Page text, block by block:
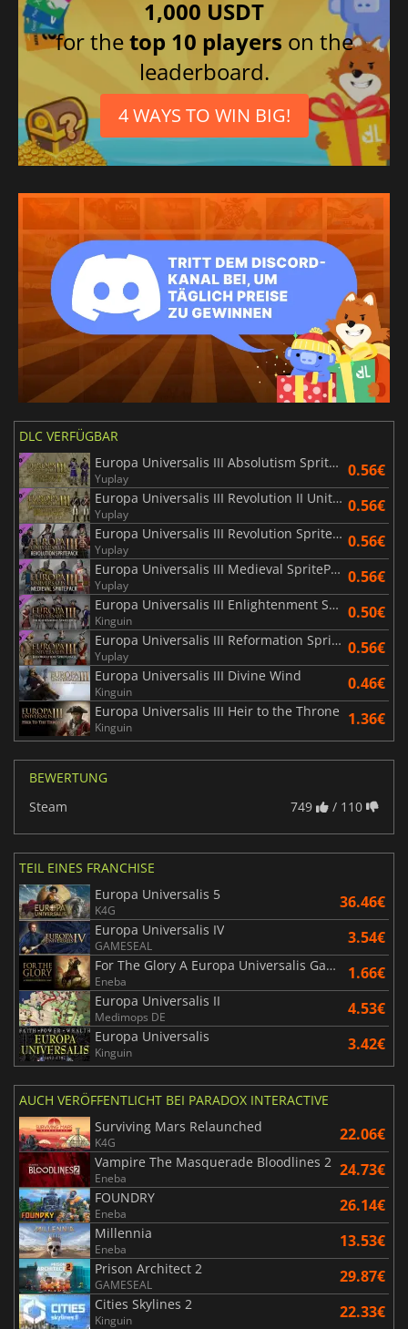
1,000 USDT
for thetop 10 players on the
leaderboard.
4 WAYS TO WIN BIG!
DLC VERFÜGBAR
Europa Universalis III Absolutism SpritePack
Yuplay 0.56€
Europa Universalis III Revolution II Unit Pack
Yuplay 0.56€
Europa Universalis III Revolution SpritePack
Yuplay 0.56€
Europa Universalis III Medieval SpritePack
Yuplay 0.56€
Europa Universalis III Enlightenment SpritePack
Kinguin 0.50€
Europa Universalis III Reformation SpritePack
Yuplay 0.56€
Europa Universalis III Divine Wind
Kinguin 0.46€
Europa Universalis III Heir to the Throne
Kinguin 1.36€
BEWERTUNG
Steam
749 / 110
TEIL EINES FRANCHISE
Europa Universalis 5
K4G 36.46€
Europa Universalis IV
GAMESEAL 3.54€
For The Glory A Europa Universalis Game
Eneba 1.66€
Europa Universalis II
Medimops DE 4.53€
Europa Universalis
Kinguin 3.42€
AUCH VERÖFFENTLICHT BEI PARADOX INTERACTIVE
Surviving Mars Relaunched
K4G 22.06€
Vampire The Masquerade Bloodlines 2
Eneba 24.73€
FOUNDRY
Eneba 26.14€
Millennia
Eneba 13.53€
Prison Architect 2
GAMESEAL 29.87€
Cities Skylines 2
Kinguin 22.33€